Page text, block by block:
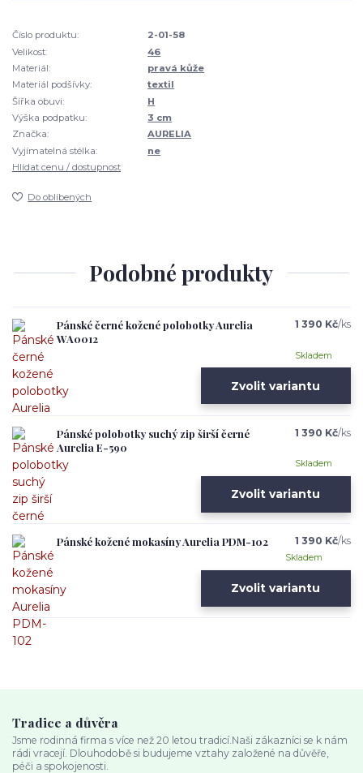
Číslo produktu:
2-01-58
Velikost:
46
Materiál:
pravá kůže
Materiál podšívky:
textil
Šířka obuvi:
H
Výška podpatku:
3 cm
Značka:
AURELIA
Vyjímatelná stélka:
ne
Hlídat cenu / dostupnost
Do oblíbených
Podobné produkty
Pánské černé kožené polobotky Aurelia
WA0012
1 390 Kč/ks
Skladem
Zvolit variantu
Pánské polobotky suchý zip širší černé
Aurelia E-590
1 390 Kč/ks
Skladem
Zvolit variantu
Pánské kožené mokasíny Aurelia PDM-102 1 390 Kč/ks
Skladem
Zvolit variantu
Tradice a důvěra
Jsme rodinná firma s více než 20 letou tradicí.Naši zákazníci se k nám
rádi vracejí. Dlouhodobě si budujeme vztahy založené na důvěře,
péči a spokojenosti.